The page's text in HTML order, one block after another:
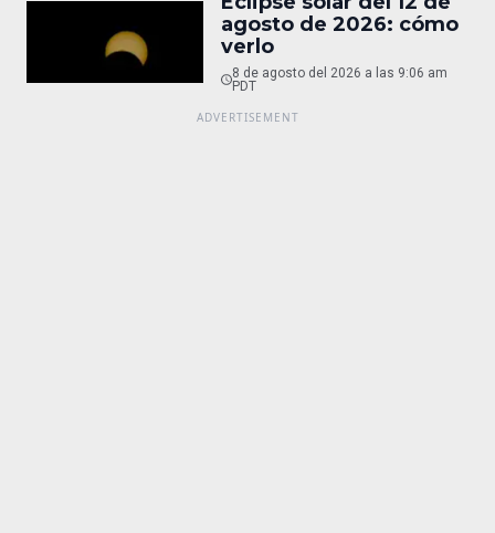
agosto de 2026: cómo
verlo
8 de agosto del 2026 a las 9:06 am
PDT